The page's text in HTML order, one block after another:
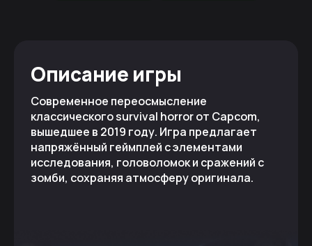
Описание игры
Современное переосмысление
классического survival horror от Capcom,
вышедшее в 2019 году. Игра предлагает
напряжённый геймплей с элементами
исследования, головоломок и сражений с
зомби, сохраняя атмосферу оригинала.